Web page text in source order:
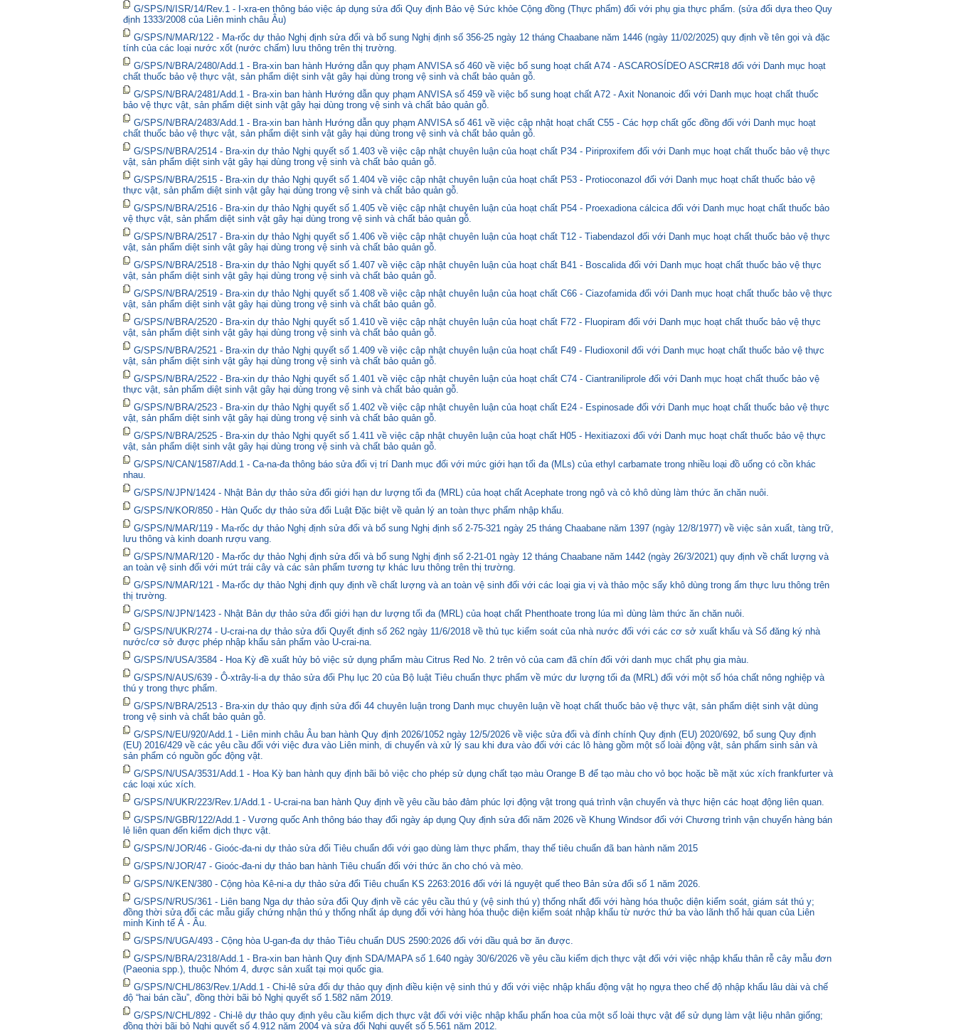
G/SPS/N/ISR/14/Rev.1 - I-xra-en thông báo việc áp dụng sửa đổi Quy định Bảo vệ Sức khỏe Cộng đồng (Thực phẩm) đối với phụ gia thực phẩm. (sửa đổi dựa theo Quy
định 1333/2008 của Liên minh châu Âu)
G/SPS/N/MAR/122 - Ma-rốc dự thảo Nghị định sửa đổi và bổ sung Nghị định số 356-25 ngày 12 tháng Chaabane năm 1446 (ngày 11/02/2025) quy định về tên gọi và đặc
tính của các loại nước xốt (nước chấm) lưu thông trên thị trường.
G/SPS/N/BRA/2480/Add.1 - Bra-xin ban hành Hướng dẫn quy phạm ANVISA số 460 về việc bổ sung hoạt chất A74 - ASCAROSÍDEO ASCR#18 đối với Danh mục hoạt
chất thuốc bảo vệ thực vật, sản phẩm diệt sinh vật gây hại dùng trong vệ sinh và chất bảo quản gỗ.
G/SPS/N/BRA/2481/Add.1 - Bra-xin ban hành Hướng dẫn quy phạm ANVISA số 459 về việc bổ sung hoạt chất A72 - Axit Nonanoic đối với Danh mục hoạt chất thuốc
bảo vệ thực vật, sản phẩm diệt sinh vật gây hại dùng trong vệ sinh và chất bảo quản gỗ.
G/SPS/N/BRA/2483/Add.1 - Bra-xin ban hành Hướng dẫn quy phạm ANVISA số 461 về việc cập nhật hoạt chất C55 - Các hợp chất gốc đồng đối với Danh mục hoạt
chất thuốc bảo vệ thực vật, sản phẩm diệt sinh vật gây hại dùng trong vệ sinh và chất bảo quản gỗ.
G/SPS/N/BRA/2514 - Bra-xin dự thảo Nghị quyết số 1.403 về việc cập nhật chuyên luận của hoạt chất P34 - Piriproxifem đối với Danh mục hoạt chất thuốc bảo vệ thực
vật, sản phẩm diệt sinh vật gây hại dùng trong vệ sinh và chất bảo quản gỗ.
G/SPS/N/BRA/2515 - Bra-xin dự thảo Nghị quyết số 1.404 về việc cập nhật chuyên luận của hoạt chất P53 - Protioconazol đối với Danh mục hoạt chất thuốc bảo vệ
thực vật, sản phẩm diệt sinh vật gây hại dùng trong vệ sinh và chất bảo quản gỗ.
G/SPS/N/BRA/2516 - Bra-xin dự thảo Nghị quyết số 1.405 về việc cập nhật chuyên luận của hoạt chất P54 - Proexadiona cálcica đối với Danh mục hoạt chất thuốc bảo
vệ thực vật, sản phẩm diệt sinh vật gây hại dùng trong vệ sinh và chất bảo quản gỗ.
G/SPS/N/BRA/2517 - Bra-xin dự thảo Nghị quyết số 1.406 về việc cập nhật chuyên luận của hoạt chất T12 - Tiabendazol đối với Danh mục hoạt chất thuốc bảo vệ thực
vật, sản phẩm diệt sinh vật gây hại dùng trong vệ sinh và chất bảo quản gỗ.
G/SPS/N/BRA/2518 - Bra-xin dự thảo Nghị quyết số 1.407 về việc cập nhật chuyên luận của hoạt chất B41 - Boscalida đối với Danh mục hoạt chất thuốc bảo vệ thực
vật, sản phẩm diệt sinh vật gây hại dùng trong vệ sinh và chất bảo quản gỗ.
G/SPS/N/BRA/2519 - Bra-xin dự thảo Nghị quyết số 1.408 về việc cập nhật chuyên luận của hoạt chất C66 - Ciazofamida đối với Danh mục hoạt chất thuốc bảo vệ thực
vật, sản phẩm diệt sinh vật gây hại dùng trong vệ sinh và chất bảo quản gỗ.
G/SPS/N/BRA/2520 - Bra-xin dự thảo Nghị quyết số 1.410 về việc cập nhật chuyên luận của hoạt chất F72 - Fluopiram đối với Danh mục hoạt chất thuốc bảo vệ thực
vật, sản phẩm diệt sinh vật gây hại dùng trong vệ sinh và chất bảo quản gỗ.
G/SPS/N/BRA/2521 - Bra-xin dự thảo Nghị quyết số 1.409 về việc cập nhật chuyên luận của hoạt chất F49 - Fludioxonil đối với Danh mục hoạt chất thuốc bảo vệ thực
vật, sản phẩm diệt sinh vật gây hại dùng trong vệ sinh và chất bảo quản gỗ.
G/SPS/N/BRA/2522 - Bra-xin dự thảo Nghị quyết số 1.401 về việc cập nhật chuyên luận của hoạt chất C74 - Ciantraniliprole đối với Danh mục hoạt chất thuốc bảo vệ
thực vật, sản phẩm diệt sinh vật gây hại dùng trong vệ sinh và chất bảo quản gỗ.
G/SPS/N/BRA/2523 - Bra-xin dự thảo Nghị quyết số 1.402 về việc cập nhật chuyên luận của hoạt chất E24 - Espinosade đối với Danh mục hoạt chất thuốc bảo vệ thực
vật, sản phẩm diệt sinh vật gây hại dùng trong vệ sinh và chất bảo quản gỗ.
G/SPS/N/BRA/2525 - Bra-xin dự thảo Nghị quyết số 1.411 về việc cập nhật chuyên luận của hoạt chất H05 - Hexitiazoxi đối với Danh mục hoạt chất thuốc bảo vệ thực
vật, sản phẩm diệt sinh vật gây hại dùng trong vệ sinh và chất bảo quản gỗ.
G/SPS/N/CAN/1587/Add.1 - Ca-na-đa thông báo sửa đổi vị trí Danh mục đối với mức giới hạn tối đa (MLs) của ethyl carbamate trong nhiều loại đồ uống có cồn khác
nhau.
G/SPS/N/JPN/1424 - Nhật Bản dự thảo sửa đổi giới hạn dư lượng tối đa (MRL) của hoạt chất Acephate trong ngô và cỏ khô dùng làm thức ăn chăn nuôi.
G/SPS/N/KOR/850 - Hàn Quốc dự thảo sửa đổi Luật Đặc biệt về quản lý an toàn thực phẩm nhập khẩu.
G/SPS/N/MAR/119 - Ma-rốc dự thảo Nghị định sửa đổi và bổ sung Nghị định số 2-75-321 ngày 25 tháng Chaabane năm 1397 (ngày 12/8/1977) về việc sản xuất, tàng trữ,
lưu thông và kinh doanh rượu vang.
G/SPS/N/MAR/120 - Ma-rốc dự thảo Nghị định sửa đổi và bổ sung Nghị định số 2-21-01 ngày 12 tháng Chaabane năm 1442 (ngày 26/3/2021) quy định về chất lượng và
an toàn vệ sinh đối với mứt trái cây và các sản phẩm tương tự khác lưu thông trên thị trường.
G/SPS/N/MAR/121 - Ma-rốc dự thảo Nghị định quy định về chất lượng và an toàn vệ sinh đối với các loại gia vị và thảo mộc sấy khô dùng trong ẩm thực lưu thông trên
thị trường.
G/SPS/N/JPN/1423 - Nhật Bản dự thảo sửa đổi giới hạn dư lượng tối đa (MRL) của hoạt chất Phenthoate trong lúa mì dùng làm thức ăn chăn nuôi.
G/SPS/N/UKR/274 - U-crai-na dự thảo sửa đổi Quyết định số 262 ngày 11/6/2018 về thủ tục kiểm soát của nhà nước đối với các cơ sở xuất khẩu và Sổ đăng ký nhà
nước/cơ sở được phép nhập khẩu sản phẩm vào U-crai-na.
G/SPS/N/USA/3584 - Hoa Kỳ đề xuất hủy bỏ việc sử dụng phẩm màu Citrus Red No. 2 trên vỏ của cam đã chín đối với danh mục chất phụ gia màu.
G/SPS/N/AUS/639 - Ô-xtrây-li-a dự thảo sửa đổi Phụ lục 20 của Bộ luật Tiêu chuẩn thực phẩm về mức dư lượng tối đa (MRL) đối với một số hóa chất nông nghiệp và
thú y trong thực phẩm.
G/SPS/N/BRA/2513 - Bra-xin dự thảo quy định sửa đổi 44 chuyên luận trong Danh mục chuyên luận về hoạt chất thuốc bảo vệ thực vật, sản phẩm diệt sinh vật dùng
trong vệ sinh và chất bảo quản gỗ.
G/SPS/N/EU/920/Add.1 - Liên minh châu Âu ban hành Quy định 2026/1052 ngày 12/5/2026 về việc sửa đổi và đính chính Quy định (EU) 2020/692, bổ sung Quy định
(EU) 2016/429 về các yêu cầu đối với việc đưa vào Liên minh, di chuyển và xử lý sau khi đưa vào đối với các lô hàng gồm một số loài động vật, sản phẩm sinh sản và
sản phẩm có nguồn gốc động vật.
G/SPS/N/USA/3531/Add.1 - Hoa Kỳ ban hành quy định bãi bỏ việc cho phép sử dụng chất tạo màu Orange B để tạo màu cho vỏ bọc hoặc bề mặt xúc xích frankfurter và
các loại xúc xích.
G/SPS/N/UKR/223/Rev.1/Add.1 - U-crai-na ban hành Quy định về yêu cầu bảo đảm phúc lợi động vật trong quá trình vận chuyển và thực hiện các hoạt động liên quan.
G/SPS/N/GBR/122/Add.1 - Vương quốc Anh thông báo thay đổi ngày áp dụng Quy định sửa đổi năm 2026 về Khung Windsor đối với Chương trình vận chuyển hàng bán
lẻ liên quan đến kiểm dịch thực vật.
G/SPS/N/JOR/46 - Gioóc-đa-ni dự thảo sửa đổi Tiêu chuẩn đối với gạo dùng làm thực phẩm, thay thế tiêu chuẩn đã ban hành năm 2015
G/SPS/N/JOR/47 - Gioóc-đa-ni dự thảo ban hành Tiêu chuẩn đối với thức ăn cho chó và mèo.
G/SPS/N/KEN/380 - Cộng hòa Kê-ni-a dự thảo sửa đổi Tiêu chuẩn KS 2263:2016 đối với lá nguyệt quế theo Bản sửa đổi số 1 năm 2026.
G/SPS/N/RUS/361 - Liên bang Nga dự thảo sửa đổi Quy định về các yêu cầu thú y (vệ sinh thú y) thống nhất đối với hàng hóa thuộc diện kiểm soát, giám sát thú y;
đồng thời sửa đổi các mẫu giấy chứng nhận thú y thống nhất áp dụng đối với hàng hóa thuộc diện kiểm soát nhập khẩu từ nước thứ ba vào lãnh thổ hải quan của Liên
minh Kinh tế Á - Âu.
G/SPS/N/UGA/493 - Cộng hòa U-gan-đa dự thảo Tiêu chuẩn DUS 2590:2026 đối với dầu quả bơ ăn được.
G/SPS/N/BRA/2318/Add.1 - Bra-xin ban hành Quy định SDA/MAPA số 1.640 ngày 30/6/2026 về yêu cầu kiểm dịch thực vật đối với việc nhập khẩu thân rễ cây mẫu đơn
(Paeonia spp.), thuộc Nhóm 4, được sản xuất tại mọi quốc gia.
G/SPS/N/CHL/863/Rev.1/Add.1 - Chi-lê sửa đổi dự thảo quy định điều kiện vệ sinh thú y đối với việc nhập khẩu động vật họ ngựa theo chế độ nhập khẩu lâu dài và chế
độ “hai bán cầu”, đồng thời bãi bỏ Nghị quyết số 1.582 năm 2019.
G/SPS/N/CHL/892 - Chi-lê dự thảo quy định yêu cầu kiểm dịch thực vật đối với việc nhập khẩu phấn hoa của một số loài thực vật để sử dụng làm vật liệu nhân giống;
đồng thời bãi bỏ Nghị quyết số 4.912 năm 2004 và sửa đổi Nghị quyết số 5.561 năm 2012.